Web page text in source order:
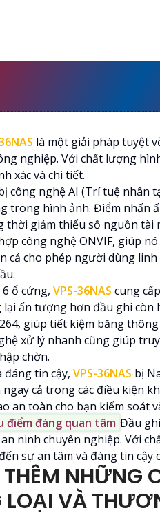
là một giải pháp tuyệt
nghiệp. Với chất lượng
xác và chi tiết.
công nghệ AI (Trí tuệ nhân
trong hình ảnh. Điểm nhấn
thời giảm thiểu số nguồn tài
công nghệ ONVIF, giúp
cả cho phép người dùng
ổ cứng, VPS-36NAS cung
ấn tượng hơn đầu ghi còn
giúp tiết kiệm băng
xử lý nhanh cũng giúp
chờn.
đáng tin cậy, VPS-36NAS bị
cả trong các điều kiện
an toàn cho bạn kiểm soát
điểm đáng quan tâm Đầu
ninh chuyên nghiệp. Với
sự an tâm và đáng tin cậy
NHỮNG
LOẠI VÀ